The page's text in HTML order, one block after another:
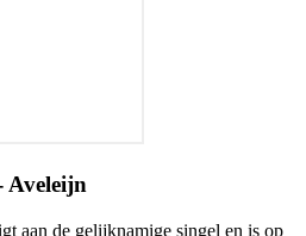
Aveleijn
aan de gelijknamige singel en is op